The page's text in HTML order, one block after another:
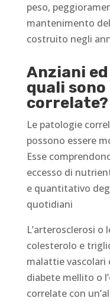
peso,
mantenimento
costruito negli
Anziani
quali
correlate?
Le patologie
possono essere
Esse
eccesso di
e quantitativo
quotidiani
L’arterosclerosi o
colesterolo e
malattie vascolari
diabete mellito o
correlate con